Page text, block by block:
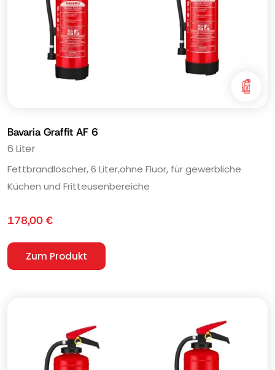
Bavaria Graffit AF 6
6 Liter
Fettbrandlöscher, 6 Liter,ohne Fluor, für gewerbliche
Küchen und Fritteusenbereiche
178,00 €
Zum Produkt